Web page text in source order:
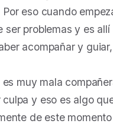
eso cuando
problemas y es
acompañar y
muy mala
y eso es algo
de este